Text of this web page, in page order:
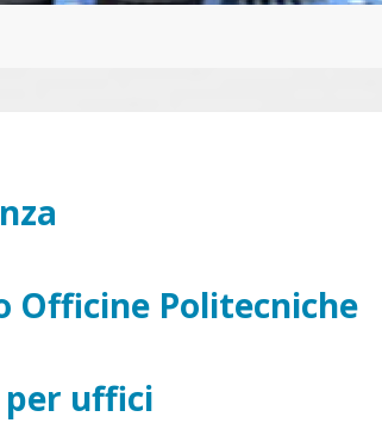
Officine Politecniche
uffici